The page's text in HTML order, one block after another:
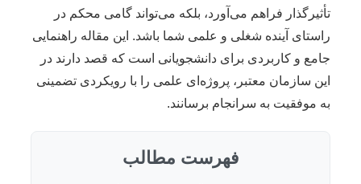
تأثیرگذار فراهم می‌آورد، بلکه می‌تواند گامی محکم در
راستای آینده شغلی و علمی شما باشد. این مقاله راهنمایی
جامع و کاربردی برای دانشجویانی است که قصد دارند در
این سازمان معتبر، پروژه‌ای علمی را با رویکردی تضمینی
به موفقیت به سرانجام برسانند.
فهرست مطالب